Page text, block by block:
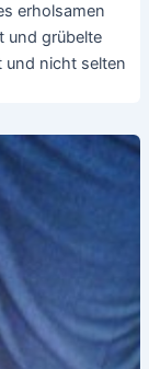
erholsamen
und grübelte
und nicht selten